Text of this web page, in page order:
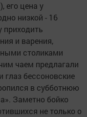
его цена у
низкой - 16
приходить
и варения,
столиками
чаем предлагали
бессоновские
в субботнюю
Заметно бойко
не только о